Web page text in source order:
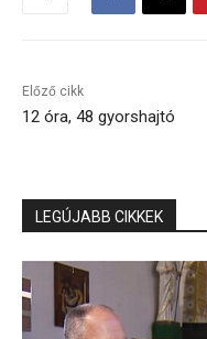
Előző cikk
12 óra, 48 gyorshajtó
LEGÚJABB CIKKEK